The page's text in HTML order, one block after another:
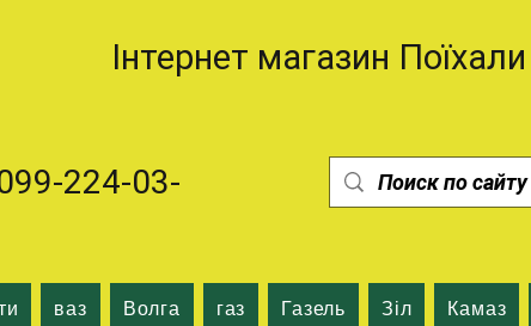
Інтернет магазин Поїхали
224-03-
ваз Волга газ Газель Зіл Камаз